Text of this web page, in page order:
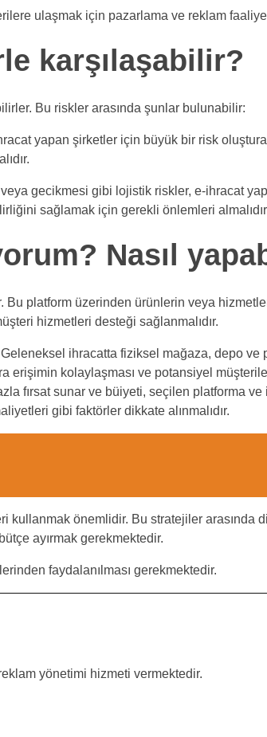
ulaşmak için pazarlama ve reklam
karşılaşabilir?
Bu riskler arasında şunlar bulunabilir:
yapan şirketler için büyük bir risk
gecikmesi gibi lojistik riskler, e-ihracat
sağlamak için gerekli önlemleri
Nasıl
platform üzerinden ürünlerin veya hizmetlerin
hizmetleri desteği sağlanmalıdır.
Geleneksel ihracatta fiziksel mağaza, depo
erişimin kolaylaşması ve potansiyel
fırsat sunar ve büiyeti, seçilen platforma
gibi faktörler dikkate alınmalıdır.
önemlidir. Bu stratejiler arasında
ayırmak gerekmektedir.
faydalanılması gerekmektedir.
yönetimi hizmeti vermektedir.